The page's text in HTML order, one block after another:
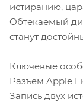
истиранию,
Обтекаемый
станут
Ключевые
Разъем Apple
Запись двух